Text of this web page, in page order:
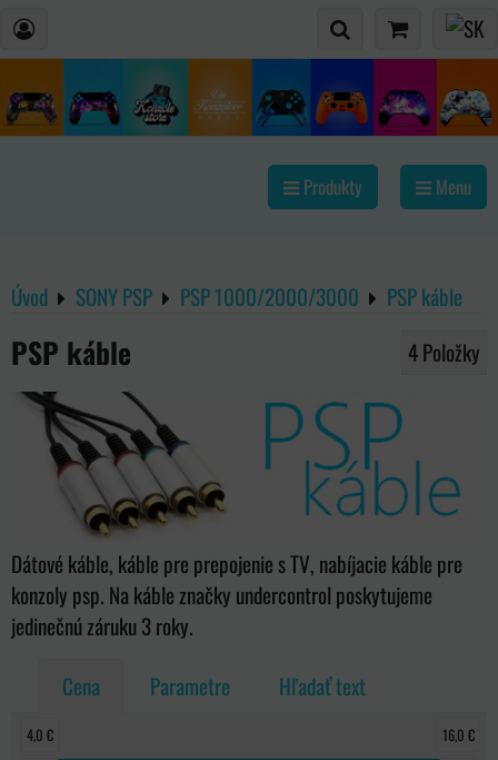
Produkty Menu
Úvod SONY PSP PSP 1000/2000/3000 PSP káble
PSP káble 4Položky
Dátové káble, káble pre prepojenie s TV, nabíjacie káble pre
konzoly psp. Na káble značky undercontrol poskytujeme
jedinečnú záruku 3 roky.
Cena
Parametre Hľadať text
4,0 € 16,0 €